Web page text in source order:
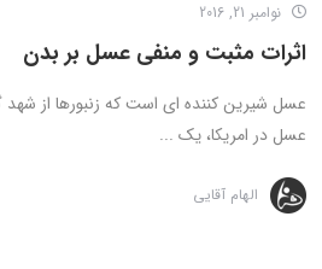
نوامبر 21, 2016
اثرات مثبت و منفی عسل بر بدن
عسل شیرین کننده ای است که زنبورها از
عسل در امریکا، یک ...
الهام آقایی